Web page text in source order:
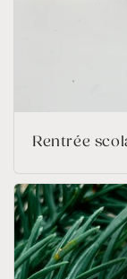
Rentrée